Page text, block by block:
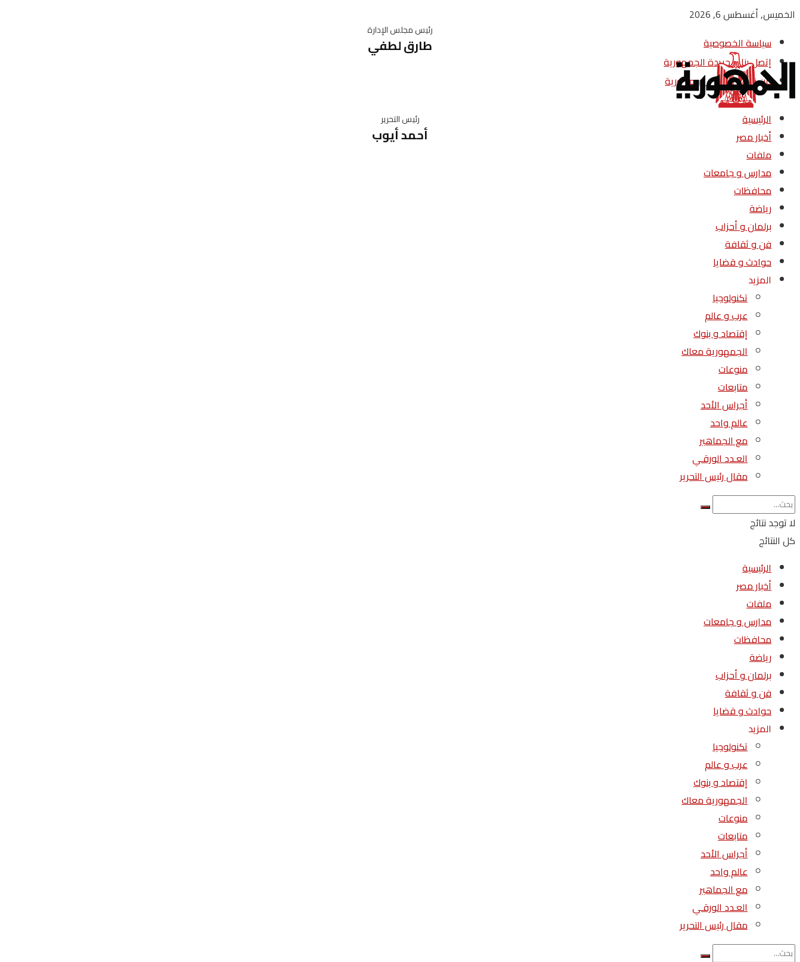
الخميس, أغسطس 6, 2026
سياسة الخصوصية
إتصل بنا – جريدة الجمهورية
من نحن – جريدة الجمهورية
رئيس مجلس الإدارة
طارق لطفي
رئيس التحرير
أحمد أيوب
الرئيسية
أخبار مصر
ملفات
مدارس و جامعات
محافظات
رياضة
برلمان و أحزاب
فن و ثقافة
حوادث و قضايا
المزيد
تكنولوجيا
عرب و عالم
إقتصاد و بنوك
الجمهورية معاك
منوعات
متابعات
أجراس الأحد
عالم واحد
مع الجماهير
العـدد الورقـي
مقال رئيس التحرير
لا توجد نتائج
كل النتائج
الرئيسية
أخبار مصر
ملفات
مدارس و جامعات
محافظات
رياضة
برلمان و أحزاب
فن و ثقافة
حوادث و قضايا
المزيد
تكنولوجيا
عرب و عالم
إقتصاد و بنوك
الجمهورية معاك
منوعات
متابعات
أجراس الأحد
عالم واحد
مع الجماهير
العـدد الورقـي
مقال رئيس التحرير